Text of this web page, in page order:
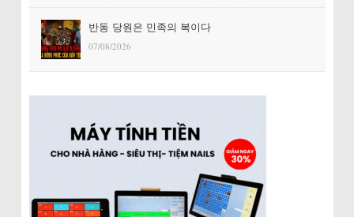
반동 당원은 민족의 복이다
07/08/2026